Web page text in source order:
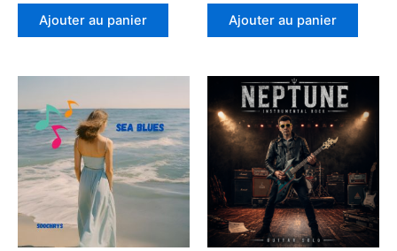
Ajouter au panier Ajouter au panier